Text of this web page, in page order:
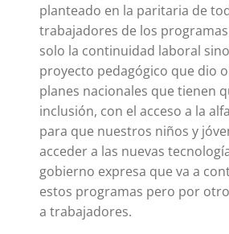
planteado en la paritaria de
trabajadores de los
solo la continuidad laboral
proyecto pedagógico que dio
planes nacionales que tienen
inclusión, con el acceso a la
para que nuestros niños y
acceder a las nuevas
gobierno expresa que va a
estos programas pero por
a trabajadores.